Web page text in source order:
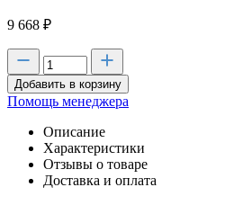
9 668 ₽
Добавить в корзину
Помощь менеджера
Описание
Характеристики
Отзывы о товаре
Доставка и оплата